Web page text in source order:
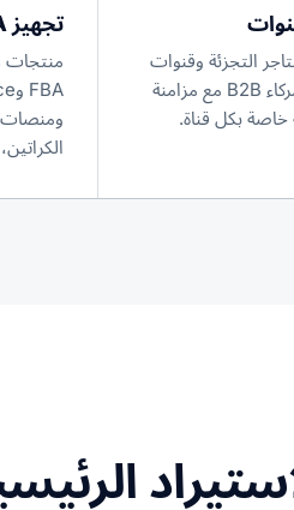
التجزئة وقنوات
التجارة الإلكترونية وشركاء B2B مع مزامنة
خاصة بكل قناة.
تجهيز FBA / الأسواق الإلكترونية